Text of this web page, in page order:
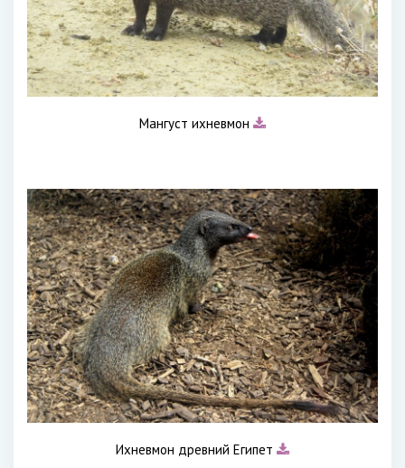
Мангуст ихневмон
Ихневмон древний Египет